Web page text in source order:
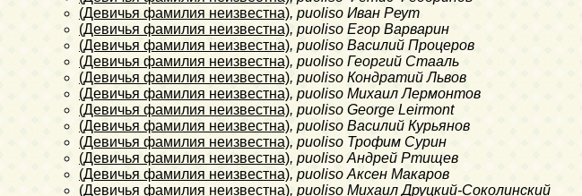
(Девичья фамилия неизвестна), puoliso Иван Реут
(Девичья фамилия неизвестна), puoliso Егор Варварин
(Девичья фамилия неизвестна), puoliso Василий Процеров
(Девичья фамилия неизвестна), puoliso Георгий Стааль
(Девичья фамилия неизвестна), puoliso Кондратий Львов
(Девичья фамилия неизвестна), puoliso Михаил Лермонтов
(Девичья фамилия неизвестна), puoliso George Leirmont
(Девичья фамилия неизвестна), puoliso Василий Курьянов
(Девичья фамилия неизвестна), puoliso Трофим Сурин
(Девичья фамилия неизвестна), puoliso Андрей Ртищев
(Девичья фамилия неизвестна), puoliso Аксен Макаров
(Девичья фамилия неизвестна), puoliso Михаил Друцкий-Соколинский